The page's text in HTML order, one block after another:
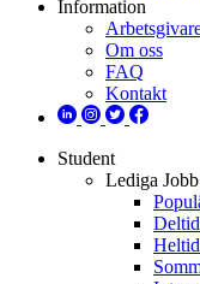
Information
Om oss
FAQ
Kontakt
Student
Lediga Jobb